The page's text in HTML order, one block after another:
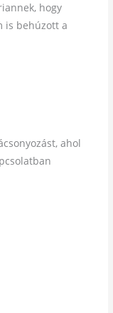
hogy
is behúzott a
ahol